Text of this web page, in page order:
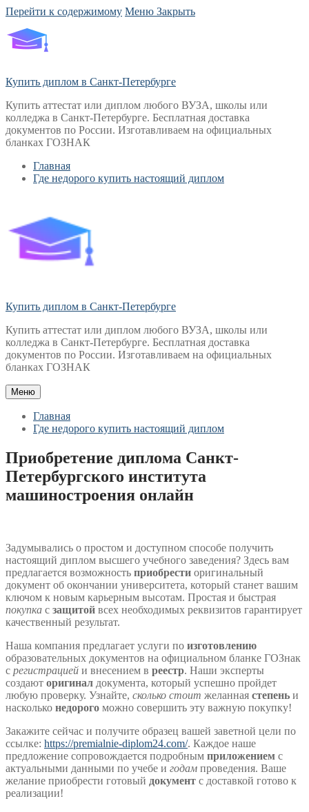
Перейти к содержимому Меню Закрыть
Купить диплом в Санкт-Петербурге
Купить аттестат или диплом любого ВУЗА, школы или
колледжа в Санкт-Петербурге. Бесплатная доставка
документов по России. Изготавливаем на официальных
бланках ГОЗНАК
Главная
Где недорого купить настоящий диплом
Купить диплом в Санкт-Петербурге
Купить аттестат или диплом любого ВУЗА, школы или
колледжа в Санкт-Петербурге. Бесплатная доставка
документов по России. Изготавливаем на официальных
бланках ГОЗНАК
Меню
Главная
Где недорого купить настоящий диплом
Приобретение диплома Санкт-
Петербургского института
машиностроения онлайн
Задумывались о простом и доступном способе получить
настоящий диплом высшего учебного заведения? Здесь вам
предлагается возможность приобрести оригинальный
документ об окончании университета, который станет вашим
ключом к новым карьерным высотам. Простая и быстрая
покупка с защитой всех необходимых реквизитов гарантирует
качественный результат.
Наша компания предлагает услуги по изготовлению
образовательных документов на официальном бланке ГОЗнак
с регистрацией и внесением в реестр. Наши эксперты
создают оригинал документа, который успешно пройдет
любую проверку. Узнайте, сколько стоит желанная степень и
насколько недорого можно совершить эту важную покупку!
Закажите сейчас и получите образец вашей заветной цели по
ссылке: https://premialnie-diplom24.com/. Каждое наше
предложение сопровождается подробным приложением с
актуальными данными по учебе и годам проведения. Ваше
желание приобрести готовый документ с доставкой готово к
реализации!